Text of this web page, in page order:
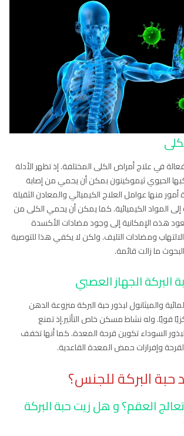
في علاج أمراض الكلى المختلفة. إذ تظهر الأدلة
الحيوي ثيموكينون بمكن أن يحمي من إصابة
أمور منها عوامل العلاج الكيميائي والمعادن الثقيلة
إلى المواد الكيميائية. كما يمكن أن يحمي الكلى من
هذه الإمكانية إلى وجود مضادات الأكسدة
ومضادات التليف. ولكن لا يكفي هذا للتوصية
ما زالت قائمة.
البركة الجهاز العصبي
والميثانول لبذور حبة البركة منزوعة الدهن
قويًا. وله نشاط مسكن خاص التأثير.إذ تمنع
السوداء تكوين قرحة المعدة. كما أنها تخفف
وإفرازات حمض المعدة القاعدية.
البركة للجنس؟
العقم؟ و هل زيت حبة البركة